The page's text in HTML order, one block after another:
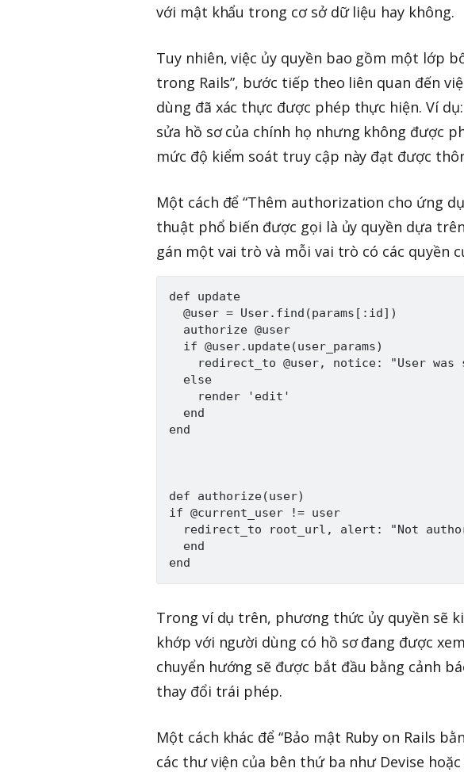
với mật khẩu trong cơ sở dữ liệu hay không.
Tuy nhiên, việc ủy quyền bao gồm một lớp
trong Rails”, bước tiếp theo liên quan đến
dùng đã xác thực được phép thực hiện. Ví
sửa hồ sơ của chính họ nhưng không được
mức độ kiểm soát truy cập này đạt được
Một cách để “Thêm authorization cho ứng
thuật phổ biến được gọi là ủy quyền dựa
gán một vai trò và mỗi vai trò có các quyền
def update
  @user = User.find(params[:id])
  authorize @user
  if @user.update(user_params)
redirect_to @user, notice: "User was
  else
    render 'edit'
  end
end
def authorize(user)
if @current_user != user
redirect_to root_url, alert: "Not
  end
Trong ví dụ trên, phương thức ủy quyền sẽ
khớp với người dùng có hồ sơ đang được
chuyển hướng sẽ được bắt đầu bằng cảnh
thay đổi trái phép.
Một cách khác để “Bảo mật Ruby on Rails
các thư viện của bên thứ ba như Devise